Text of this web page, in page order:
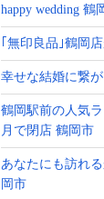
happy wedding 鶴
｢無印良品｣鶴岡
幸せな結婚に繋
鶴岡駅前の人気
月で閉店 鶴岡市
あなたにも訪れ
岡市